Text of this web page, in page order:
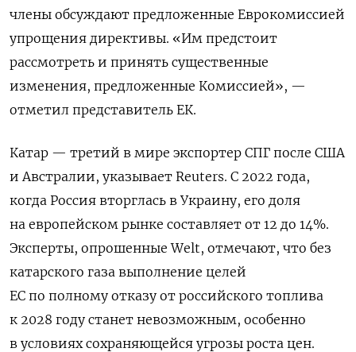
члены обсуждают предложенные Еврокомиссией
упрощения директивы. «Им предстоит
рассмотреть и принять существенные
изменения, предложенные Комиссией», —
отметил представитель ЕК.
Катар — третий в мире экспортер СПГ после США
и Австралии, указывает Reuters. С 2022 года,
когда Россия вторглась в Украину, его доля
на европейском рынке составляет от 12 до 14%.
Эксперты, опрошенные Welt, отмечают, что без
катарского газа выполнение целей
ЕС по полному отказу от российского топлива
к 2028 году станет невозможным, особенно
в условиях сохраняющейся угрозы роста цен.